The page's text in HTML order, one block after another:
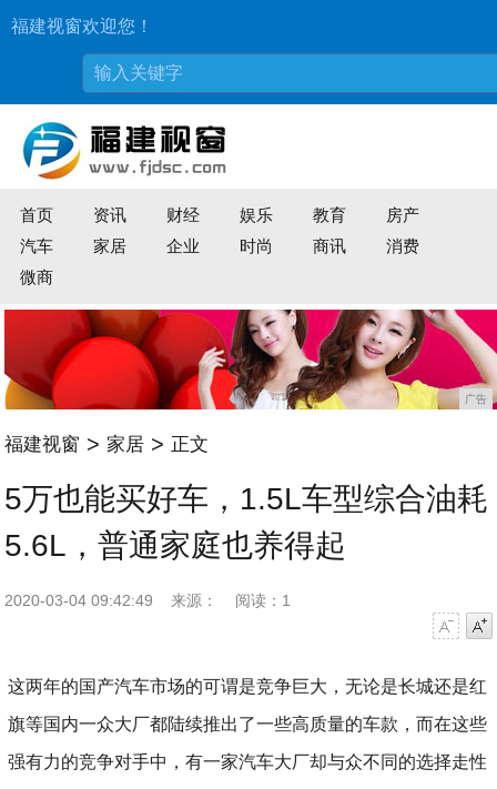
福建视窗欢迎您！
首页 资讯 财经 娱乐 教育
房产
汽车
家居 企业 时尚 商讯
消费
微商
广告
福建视窗 > 家居 > 正文
5万也能买好车，1.5L车型综合油耗
5.6L，普通家庭也养得起
2020-03-04 09:42:49 来源：
阅读：1
这两年的国产汽车市场的可谓是竞争巨大，无论是长城还是红
旗等国内一众大厂都陆续推出了一些高质量的车款，而在这些
强有力的竞争对手中，有一家汽车大厂却与众不同的选择走性